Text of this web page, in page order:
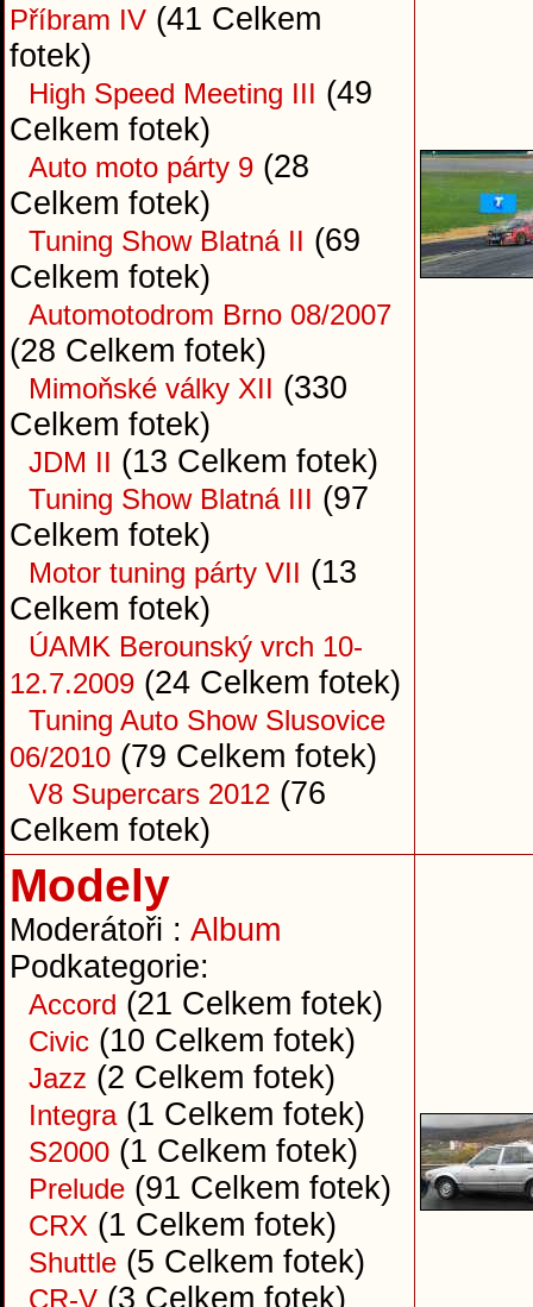
Příbram IV (41 Celkem
fotek)
High Speed Meeting III (49
Celkem fotek)
Auto moto párty 9 (28
Celkem fotek)
Tuning Show Blatná II (69
Celkem fotek)
Automotodrom Brno 08/2007
(28 Celkem fotek)
Mimoňské války XII (330
Celkem fotek)
JDM II (13 Celkem fotek)
Tuning Show Blatná III (97
Celkem fotek)
Motor tuning párty VII (13
Celkem fotek)
ÚAMK Berounský vrch 10-
12.7.2009 (24 Celkem fotek)
Tuning Auto Show Slusovice
06/2010 (79 Celkem fotek)
V8 Supercars 2012 (76
Celkem fotek)
Modely
Moderátoři : Album
Podkategorie:
Accord (21 Celkem fotek)
Civic (10 Celkem fotek)
Jazz (2 Celkem fotek)
Integra(1 Celkem fotek)
S2000 (1 Celkem fotek)
Prelude (91 Celkem fotek)
CRX (1 Celkem fotek)
Shuttle (5 Celkem fotek)
CR-V (3 Celkem fotek)